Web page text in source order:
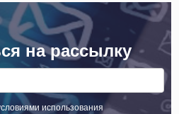
на рассылку
использования